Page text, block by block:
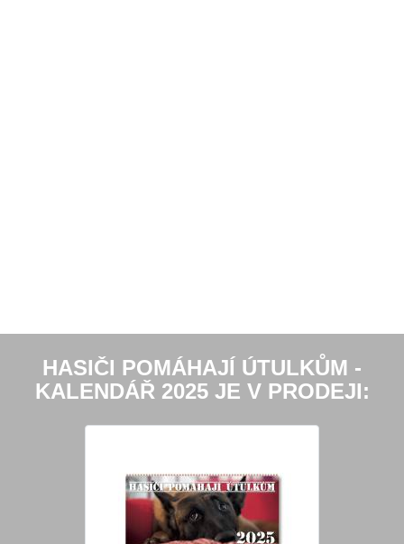
HASIČI POMÁHAJÍ ÚTULKŮM -
KALENDÁŘ 2025 JE V PRODEJI: